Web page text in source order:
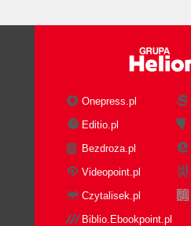
Onepress.pl
Editio.pl
Bezdroza.pl
Videopoint.pl
Czytalisek.pl
Biblio.Ebookpoint.pl